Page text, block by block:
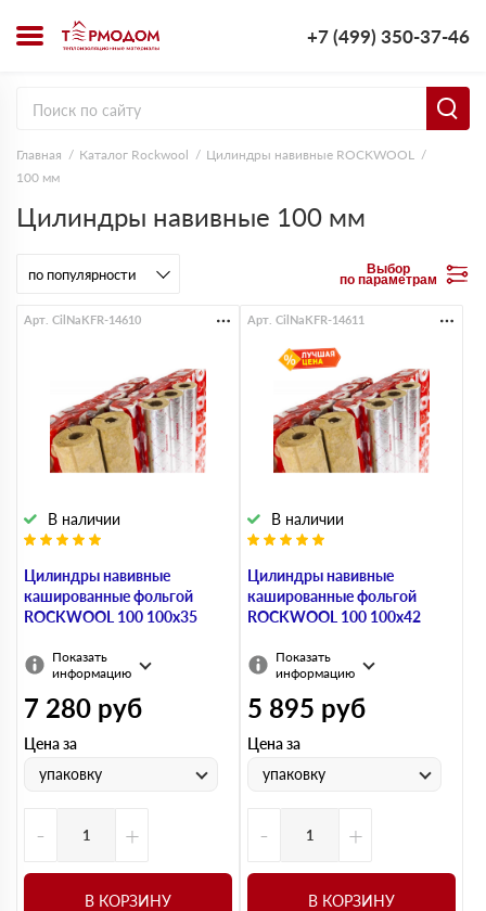
+7 (499) 350-37-46
Главная Каталог Rockwool
Цилиндры навивные ROCKWOOL
100 мм
Цилиндры навивные 100 мм
Выбор
по параметрам
Цилиндры навивные
кашированные фольгой
ROCKWOOL 100 100х35
В наличии
Арт. CilNaKFR-14610
Показать
информацию
7 280 руб
Цена за
упаковку
- +
В КОРЗИНУ
Цилиндры навивные
кашированные фольгой
ROCKWOOL 100 100х42
В наличии
Арт. CilNaKFR-14611
Показать
информацию
5 895 руб
Цена за
упаковку
- +
В КОРЗИНУ